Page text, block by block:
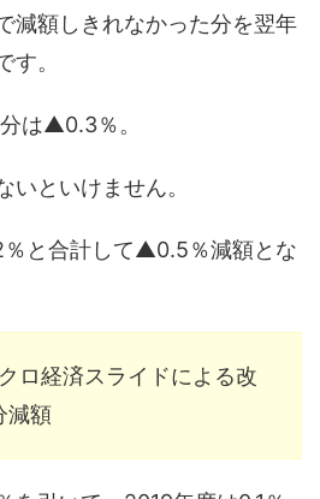
減額しきれなかった分を翌年
す。
は▲0.3％。
いといけません。
と合計して▲0.5％減額とな
ロ経済スライドによる改
減額